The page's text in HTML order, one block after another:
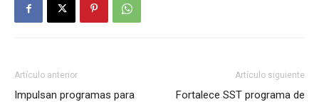
Artículo anterior
Impulsan programas para
Artículo siguiente
Fortalece SST programa de